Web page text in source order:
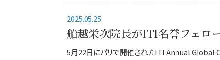
2025.05.25
船越栄次院長がITI名誉フェロ
5月22日にパリで開催されたITI Annual Global